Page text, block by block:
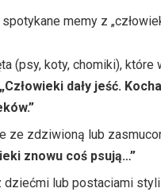
memy z
(psy, koty, chomiki), które
„Człowieki dały jeść.
ze zdziwioną lub
znowu coś psują…”
dziećmi lub postaciami